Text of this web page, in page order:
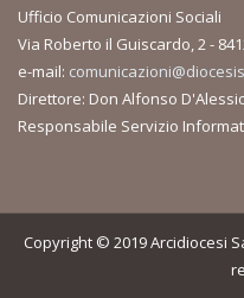
Ufficio Comunicazioni Sociali
Via Roberto il Guiscardo, 2 -
e-mail:
Direttore: Don Alfonso
Responsabile Servizio
Copyright © 2019 Arcidiocesi